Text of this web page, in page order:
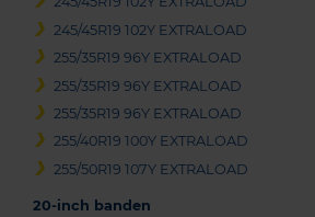
245/45R19 102Y EXTRALOAD
255/35R19 96Y EXTRALOAD
255/35R19 96Y EXTRALOAD
255/35R19 96Y EXTRALOAD
255/40R19 100Y EXTRALOAD
255/50R19 107Y EXTRALOAD
20-inch banden